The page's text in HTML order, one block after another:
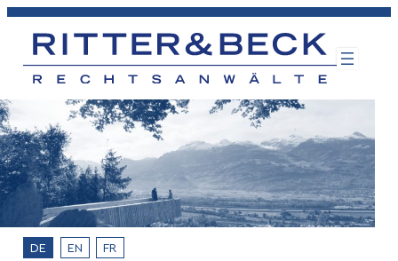
Zum
Inhalt
springen
DE EN FR